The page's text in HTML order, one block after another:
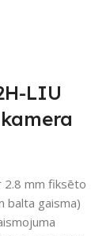
LIU
2.8 mm fiksēto
balta gaisma)